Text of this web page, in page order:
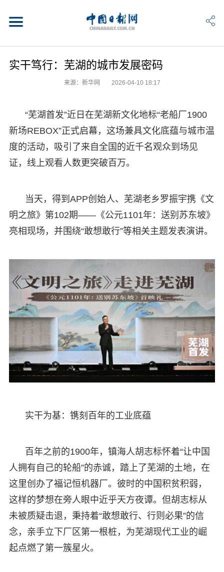
实干笃行：芜湖的城市发展密码
来源：新华网 2026-04-10 18:17
“芜湖首发”近日在芜湖新文化地标“老船厂1900
新场REBOX”正式启幕，这场兼具文化底蕴与城市温
度的活动，吸引了来自全国的近千名观众到场见
证，线上观看人数更突破百万。
当天，得到APP创始人、芜湖老乡罗振宇携《文
明之旅》第102期——《公元1101年：送别苏东坡》
亮相现场，并围绕“敢想敢行”等相关主题发表演讲。
实干为基：镌刻百年的工业底蕴
百年之前的1900年，镇海人胡志标怀着“让中国
人拥有自己的轮船”的赤诚，踏上了芜湖的土地，在
这里创办了福记恒机器厂。彼时的中国积贫积弱，
这样的梦想在旁人眼中近乎天方夜谭。但胡志标从
未被质疑击退，秉持着“敢想敢行、行则必果”的信
念，亲手立下厂区第一根桩，为芜湖现代工业的崛
起点燃了第一簇星火。